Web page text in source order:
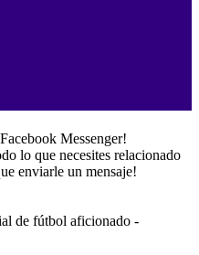
Messenger!
lo que necesites relacionado
enviarle un mensaje!
de fútbol aficionado -